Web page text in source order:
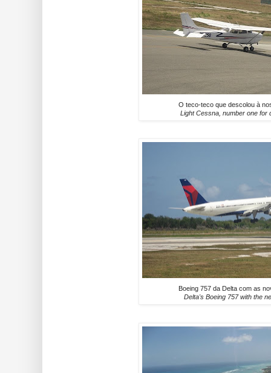
O teco-teco que descolou à
Light Cessna, number one for
Boeing 757 da Delta com as
Delta's Boeing 757 with the